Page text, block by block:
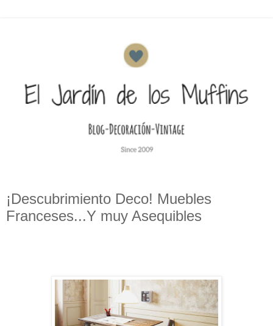
¡Descubrimiento Deco! Muebles
Franceses...Y muy Asequibles